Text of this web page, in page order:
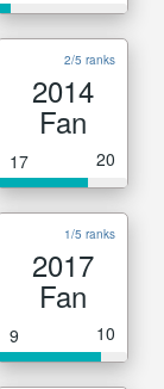
2/5 ranks
2014
Fan
17 20
1/5 ranks
2017
Fan
9 10